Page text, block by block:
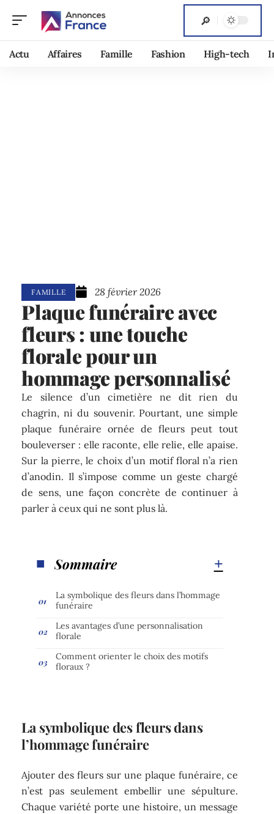
Actu Affaires Famille Fashion High-tech
FAMILLE 28 février 2026
Plaque funéraire avec
fleurs : une touche
florale pour un
hommage personnalisé
Le silence d’un cimetière ne dit rien du
chagrin, ni du souvenir. Pourtant, une simple
plaque funéraire ornée de fleurs peut tout
bouleverser : elle raconte, elle relie, elle apaise.
Sur la pierre, le choix d’un motif floral n’a rien
d’anodin. Il s’impose comme un geste chargé
de sens, une façon concrète de continuer à
parler à ceux qui ne sont plus là.
Sommaire
La symbolique des fleurs dans l’hommage
funéraire
Les avantages d’une personnalisation
florale
Comment orienter le choix des motifs
floraux ?
La symbolique des fleurs dans
l’hommage funéraire
Ajouter des fleurs sur une plaque funéraire, ce
n’est pas seulement embellir une sépulture.
Chaque variété porte une histoire, un message